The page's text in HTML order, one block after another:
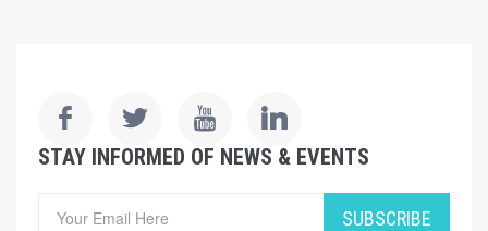
STAY INFORMED OF NEWS & EVENTS
SUBSCRIBE